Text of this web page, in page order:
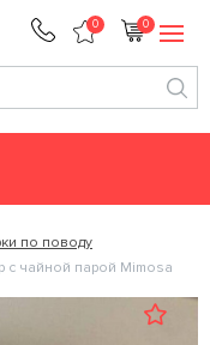
0 0
по поводу
чайной парой Mimosa